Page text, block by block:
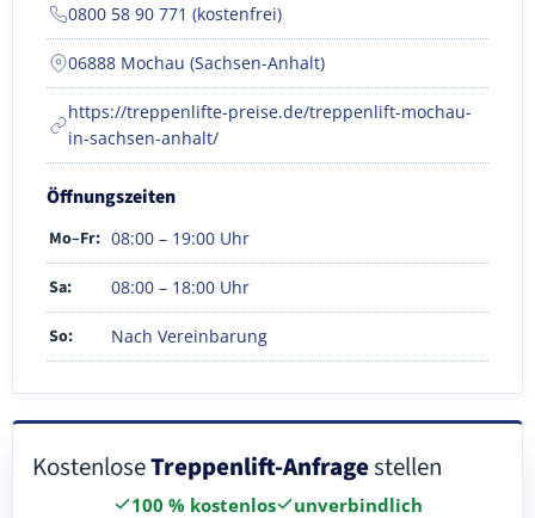
0800 58 90 771 (kostenfrei)
06888 Mochau (Sachsen-Anhalt)
https://treppenlifte-preise.de/treppenlift-mochau-
in-sachsen-anhalt/
Öffnungszeiten
Mo–Fr: 08:00 – 19:00 Uhr
Sa: 08:00 – 18:00 Uhr
So: Nach Vereinbarung
KostenloseTreppenlift-Anfragestellen
100 % kostenlos
unverbindlich